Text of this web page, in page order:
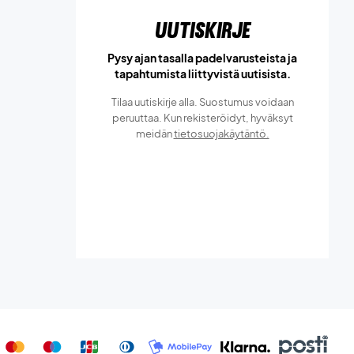
Uutiskirje
Pysy ajan tasalla padelvarusteista ja
tapahtumista liittyvistä uutisista.
Tilaa uutiskirje alla. Suostumus voidaan
peruuttaa. Kun rekisteröidyt, hyväksyt
meidäntietosuojakäytäntö.